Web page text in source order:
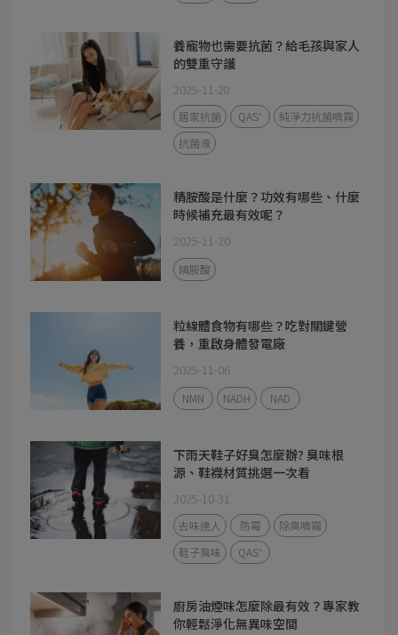
養寵物也需要抗菌？給毛孩與家人
的雙重守護
2025-11-28
居家抗菌 QAS⁺
純淨力抗菌噴霧
抗菌液
精胺酸是什麼？功效有哪些、什麼
時候補充最有效呢？
2025-11-20
精胺酸
粒線體食物有哪些？吃對關鍵營
養，重啟身體發電廠
2025-11-06
NMN NADH NAD
下雨天鞋子好臭怎麼辦? 臭味根
源、鞋襪材質挑選一次看
2025-10-31
去味達人 防霉
除臭噴霧
鞋子臭味
QAS⁺
廚房油煙味怎麼除最有效？專家教
你輕鬆淨化無異味空間